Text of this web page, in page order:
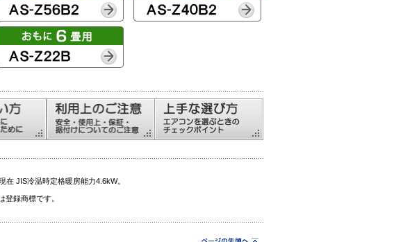
JIS冷温時定格暖房能力4.6kW。
登録商標です。